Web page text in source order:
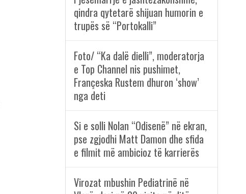
qindra qytetarë shijuan humorin e
trupës së “Portokalli”
Foto/ “Ka dalë dielli”, moderatorja
e Top Channel nis pushimet,
Françeska Rustem dhuron ‘show’
nga deti
Si e solli Nolan “Odisenë” në ekran,
pse zgjodhi Matt Damon dhe sfida
e filmit më ambicioz të karrierës
Virozat mbushin Pediatrinë në